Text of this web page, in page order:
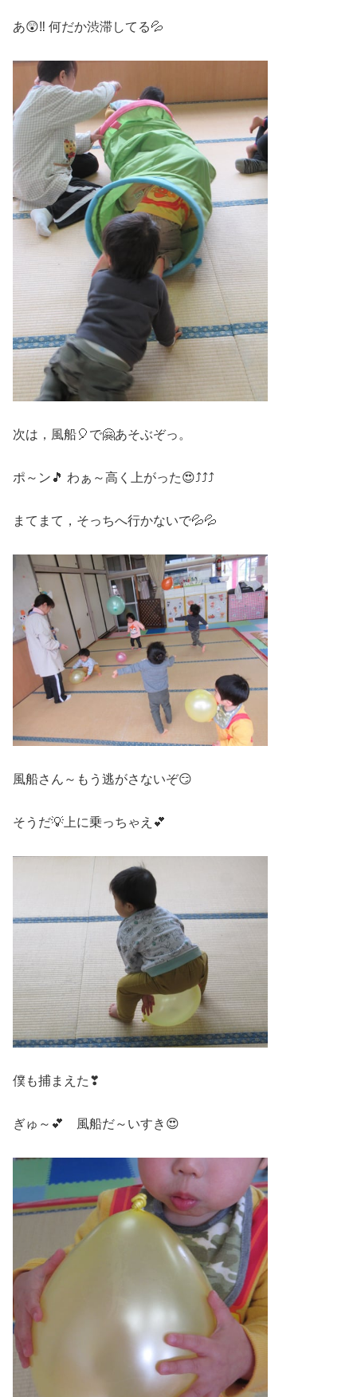
あ😲‼ 何だか渋滞してる💦
次は，風船🎈で🤗あそぶぞっ。
ポ～ン🎵 わぁ～高く上がった😍⤴⤴⤴
まてまて，そっちへ行かないで💦💦
風船さん～もう逃がさないぞ😏
そうだ💡上に乗っちゃえ💕
僕も捕まえた❣
ぎゅ～💕 風船だ～いすき😍